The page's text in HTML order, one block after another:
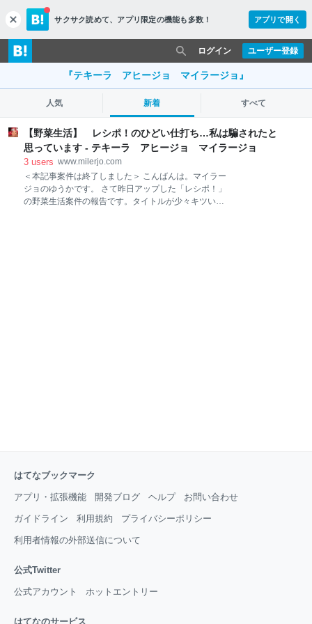
c
l
o
s
サクサク読めて、 アプリ限定の機能も多数！ アプリで開く
ユーザー登録
ログイン
『テキーラ アヒージョ マイラージョ』
人気 新着 すべて
【野菜生活】 レシポ！のひどい仕打ち…私は騙されたと
思っています - テキーラ アヒージョ マイラージョ
3 users www.milerjo.com
＜本記事案件は終了しました＞ こんばんは。マイラー
ジョのゆうかです。 さて昨日アップした「レシポ！」
の野菜生活案件の報告です。タイトルが少々キツいで
はてなブックマーク
アプリ・拡張機能 開発ブログ ヘルプ お問い合わせ
ガイドライン 利用規約 プライバシーポリシー
利用者情報の外部送信について
公式Twitter
公式アカウント ホットエントリー
はてなのサービス